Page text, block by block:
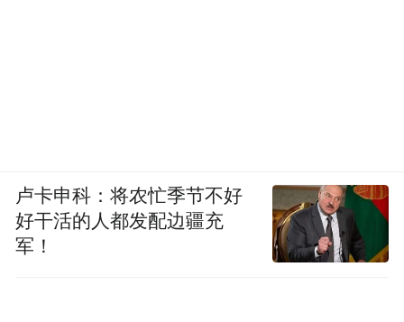
卢卡申科：将农忙季节不好
好干活的人都发配边疆充
军！